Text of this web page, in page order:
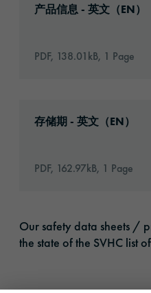
产品信息 - 英文（EN）
PDF, 138.01kB, 1 Page
存储期 - 英文（EN）
PDF, 162.97kB, 1 Page
Our safety data sheets /
the state of the SVHC list